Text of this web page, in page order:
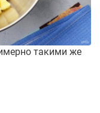
такими же